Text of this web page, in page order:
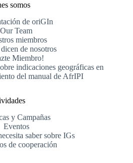
somos
de oriGIn
Our Team
miembros
de nosotros
Miembro!
indicaciones geográficas en
del manual de AfrIPI
y Campañas
Eventos
saber sobre IGs
de cooperación